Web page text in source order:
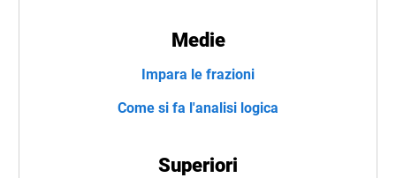
Medie
Impara le frazioni
Come si fa l'analisi logica
Superiori